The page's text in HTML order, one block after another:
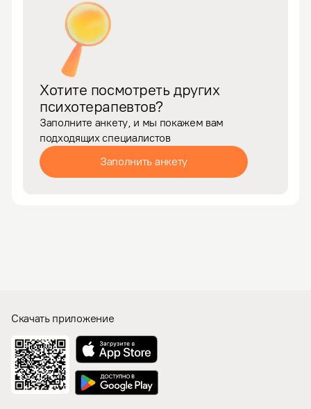
Хотите посмотреть других
психотерапевтов?
Заполните анкету, и мы покажем вам
подходящих специалистов
Заполнить анкету
Скачать приложение